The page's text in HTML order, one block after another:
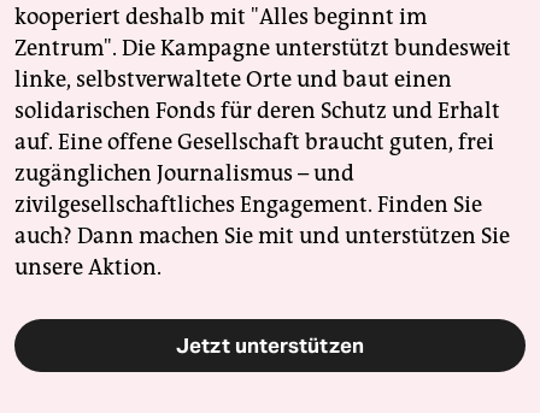
kooperiert deshalb mit "Alles beginnt im
Zentrum". Die Kampagne unterstützt bundesweit
linke, selbstverwaltete Orte und baut einen
solidarischen Fonds für deren Schutz und Erhalt
auf. Eine offene Gesellschaft braucht guten, frei
zugänglichen Journalismus – und
zivilgesellschaftliches Engagement. Finden Sie
auch? Dann machen Sie mit und unterstützen Sie
unsere Aktion.
Jetzt unterstützen